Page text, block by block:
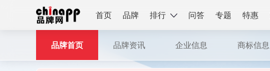
首页 品牌 排行 问答 专题 特惠
品牌首页 品牌资讯 企业信息 商标信息